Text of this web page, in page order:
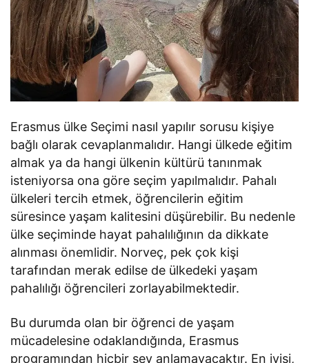
Erasmus ülke Seçimi nasıl yapılır sorusu kişiye
bağlı olarak cevaplanmalıdır. Hangi ülkede eğitim
almak ya da hangi ülkenin kültürü tanınmak
isteniyorsa ona göre seçim yapılmalıdır. Pahalı
ülkeleri tercih etmek, öğrencilerin eğitim
süresince yaşam kalitesini düşürebilir. Bu nedenle
ülke seçiminde hayat pahalılığının da dikkate
alınması önemlidir. Norveç, pek çok kişi
tarafından merak edilse de ülkedeki yaşam
pahalılığı öğrencileri zorlayabilmektedir.
Bu durumda olan bir öğrenci de yaşam
mücadelesine odaklandığında, Erasmus
programından hiçbir şey anlamayacaktır. En iyisi,